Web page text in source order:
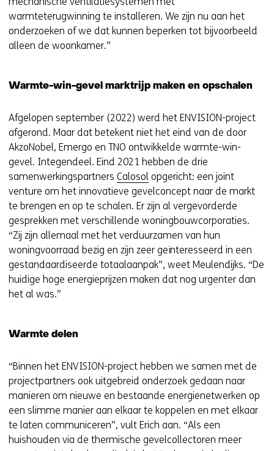
warmteterugwinning te installeren. We zijn nu aan het
onderzoeken of we dat kunnen beperken tot bijvoorbeeld
alleen de woonkamer.”
Warmte-win-gevel marktrijp maken en opschalen
Afgelopen september (2022) werd het ENVISION-project
afgerond. Maar dat betekent niet het eind van de door
AkzoNobel, Emergo en TNO ontwikkelde warmte-win-
gevel. Integendeel. Eind 2021 hebben de drie
samenwerkingspartners Calosol opgericht: een joint
venture om het innovatieve gevelconcept naar de markt
te brengen en op te schalen. Er zijn al vergevorderde
gesprekken met verschillende woningbouwcorporaties.
“Zij zijn allemaal met het verduurzamen van hun
woningvoorraad bezig en zijn zeer geïnteresseerd in een
gestandaardiseerde totaalaanpak”, weet Meulendijks. “De
huidige hoge energieprijzen maken dat nog urgenter dan
het al was.”
Warmte delen
“Binnen het ENVISION-project hebben we samen met de
projectpartners ook uitgebreid onderzoek gedaan naar
manieren om nieuwe en bestaande energienetwerken op
een slimme manier aan elkaar te koppelen en met elkaar
te laten communiceren”, vult Erich aan. “Als een
huishouden via de thermische gevelcollectoren meer